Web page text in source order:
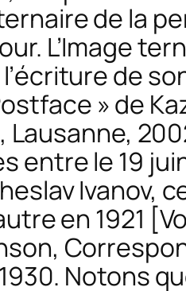
de la
L’Image
de
» de
, Lausanne,
entre le 19
Ivanov,
en 1921
Notons